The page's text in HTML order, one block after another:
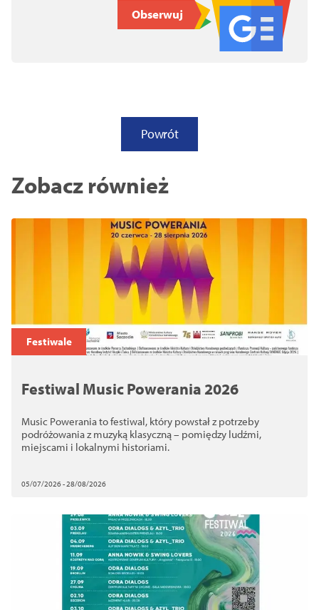
Obserwuj
Powrót
Zobacz również
Festiwale
Festiwal Music Powerania 2026
Music Powerania to festiwal, który powstał z potrzeby
podróżowania z muzyką klasyczną – pomiędzy ludźmi,
miejscami i lokalnymi historiami.
05/07/2026 - 28/08/2026